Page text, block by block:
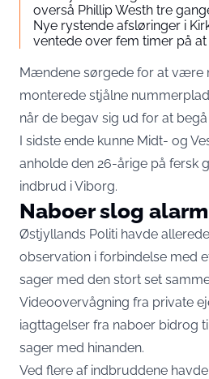
overså Phillip Westh tre
Nye rystende afsløringer i
ventede over fem timer på
Mændene sørgede for at være
monterede stjålne
når de begav sig ud for at
I sidste ende kunne Midt- og
anholde den 26-årige på fersk
indbrud i Viborg.
Naboer slog alarm
Østjyllands Politi havde
observation i forbindelse med
sager med den stort set
Videoovervågning fra private
iagttagelser fra naboer bidrog
sager med hinanden.
Ved flere af indbruddene